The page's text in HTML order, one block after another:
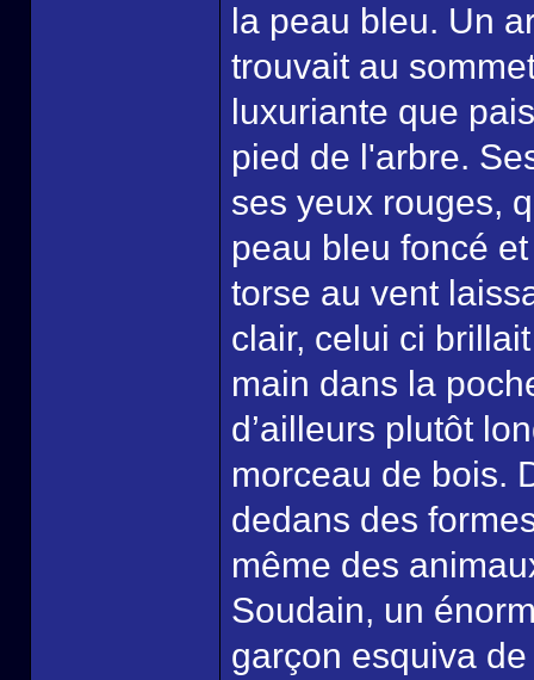
la peau bleu. Un
trouvait au
luxuriante que
pied de l'arbre.
ses yeux rouges,
peau bleu foncé
torse au vent
clair, celui ci
main dans la
d’ailleurs plutôt
morceau de bois.
dedans des
même des
Soudain, un
garçon esquiva